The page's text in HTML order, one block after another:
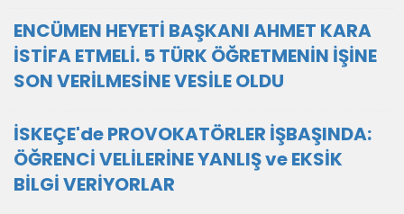
ENCÜMEN HEYETİ BAŞKANI AHMET KARA
İSTİFA ETMELİ. 5 TÜRK ÖĞRETMENİN İŞİNE
SON VERİLMESİNE VESİLE OLDU
İSKEÇE'de PROVOKATÖRLER İŞBAŞINDA:
ÖĞRENCİ VELİLERİNE YANLIŞ ve EKSİK
BİLGİ VERİYORLAR